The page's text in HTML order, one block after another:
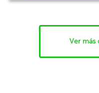
Ver más